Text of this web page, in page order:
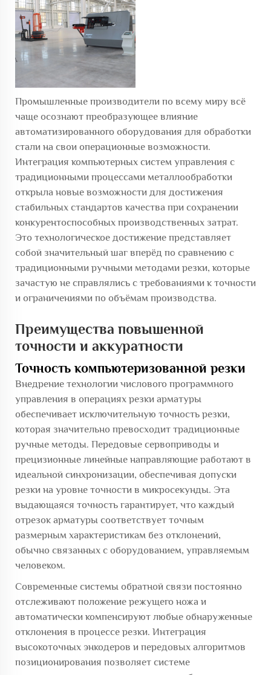
Промышленные производители по всему миру всё
чаще осознают преобразующее влияние
автоматизированного оборудования для обработки
стали на свои операционные возможности.
Интеграция компьютерных систем управления с
традиционными процессами металлообработки
открыла новые возможности для достижения
стабильных стандартов качества при сохранении
конкурентоспособных производственных затрат.
Это технологическое достижение представляет
собой значительный шаг вперёд по сравнению с
традиционными ручными методами резки, которые
зачастую не справлялись с требованиями к точности
и ограничениями по объёмам производства.
Преимущества повышенной
точности и аккуратности
Точность компьютеризованной резки
Внедрение технологии числового программного
управления в операциях резки арматуры
обеспечивает исключительную точность резки,
которая значительно превосходит традиционные
ручные методы. Передовые сервоприводы и
прецизионные линейные направляющие работают в
идеальной синхронизации, обеспечивая допуски
резки на уровне точности в микросекунды. Эта
выдающаяся точность гарантирует, что каждый
отрезок арматуры соответствует точным
размерным характеристикам без отклонений,
обычно связанных с оборудованием, управляемым
человеком.
Современные системы обратной связи постоянно
отслеживают положение режущего ножа и
автоматически компенсируют любые обнаруженные
отклонения в процессе резки. Интеграция
высокоточных энкодеров и передовых алгоритмов
позиционирования позволяет системе